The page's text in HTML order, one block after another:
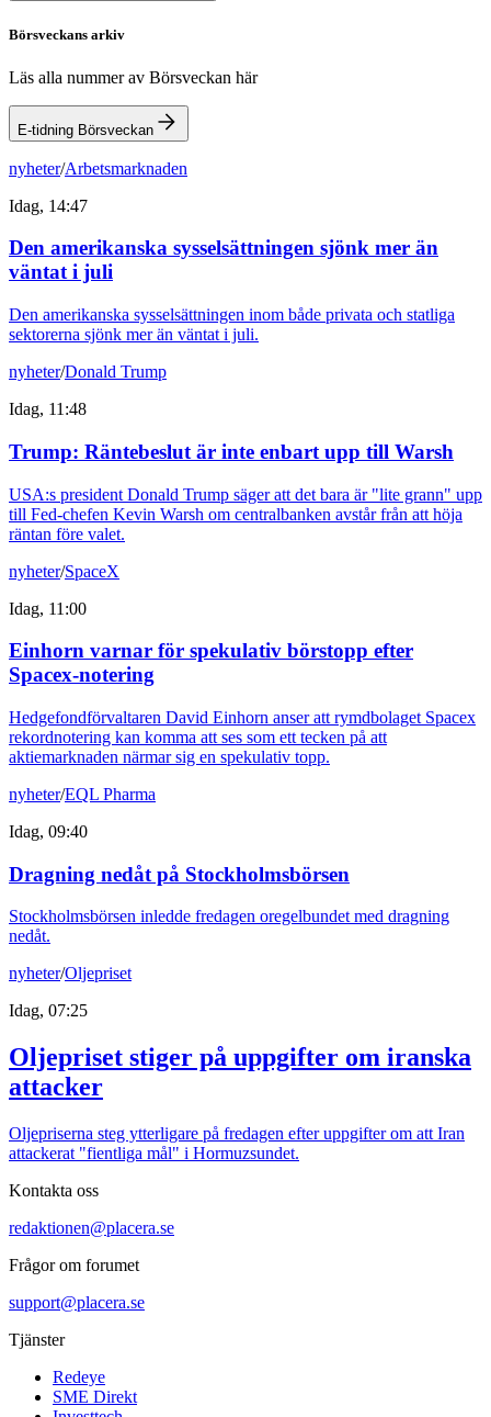
Börsveckans arkiv
Läs alla nummer av Börsveckan här
E-tidning Börsveckan
nyheter/Arbetsmarknaden
Idag, 14:47
Den amerikanska sysselsättningen sjönk mer än
väntat i juli
Den amerikanska sysselsättningen inom både privata och statliga
sektorerna sjönk mer än väntat i juli.
nyheter/Donald Trump
Idag, 11:48
Trump: Räntebeslut är inte enbart upp till Warsh
USA:s president Donald Trump säger att det bara är "lite grann" upp
till Fed-chefen Kevin Warsh om centralbanken avstår från att höja
räntan före valet.
nyheter/SpaceX
Idag, 11:00
Einhorn varnar för spekulativ börstopp efter
Spacex-notering
Hedgefondförvaltaren David Einhorn anser att rymdbolaget Spacex
rekordnotering kan komma att ses som ett tecken på att
aktiemarknaden närmar sig en spekulativ topp.
nyheter/EQL Pharma
Idag, 09:40
Dragning nedåt på Stockholmsbörsen
Stockholmsbörsen inledde fredagen oregelbundet med dragning
nedåt.
nyheter/Oljepriset
Idag, 07:25
Oljepriset stiger på uppgifter om iranska
attacker
Oljepriserna steg ytterligare på fredagen efter uppgifter om att Iran
attackerat "fientliga mål" i Hormuzsundet.
Kontakta oss
redaktionen@placera.se
Frågor om forumet
support@placera.se
Tjänster
Redeye
SME Direkt